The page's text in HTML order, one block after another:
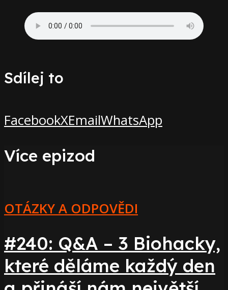
Sdílej to
FacebookXEmailWhatsApp
Více epizod
OTÁZKY A ODPOVĚDI
#240: Q&A – 3 Biohacky,
které děláme každý den